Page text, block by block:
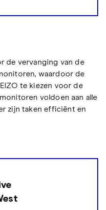
de vervanging van de
waardoor de
te kiezen voor de
voldoen aan alle
zijn taken efficiënt en